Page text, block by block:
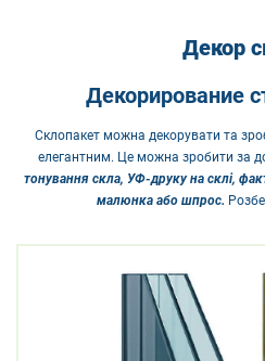
Декор
Декорирование
Склопакет можна декорувати та
елегантним. Це можна зробити за
тонування скла, УФ-друку на склі,
малюнка або шпрос.